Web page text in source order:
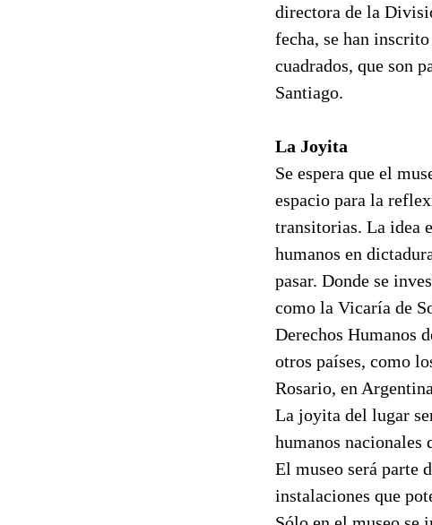
directora de la
fecha, se han
cuadrados, que son
Santiago.
La Joyita
Se espera que el
espacio para la
transitorias. La idea
humanos en
pasar. Donde se
como la Vicaría de
Derechos Humanos
otros países, como
Rosario, en
La joyita del lugar
humanos nacionales
El museo será parte
instalaciones que